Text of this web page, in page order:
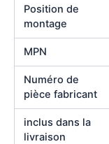
Position de
montage
MPN
Numéro de
pièce fabricant
inclus dans la
livraison